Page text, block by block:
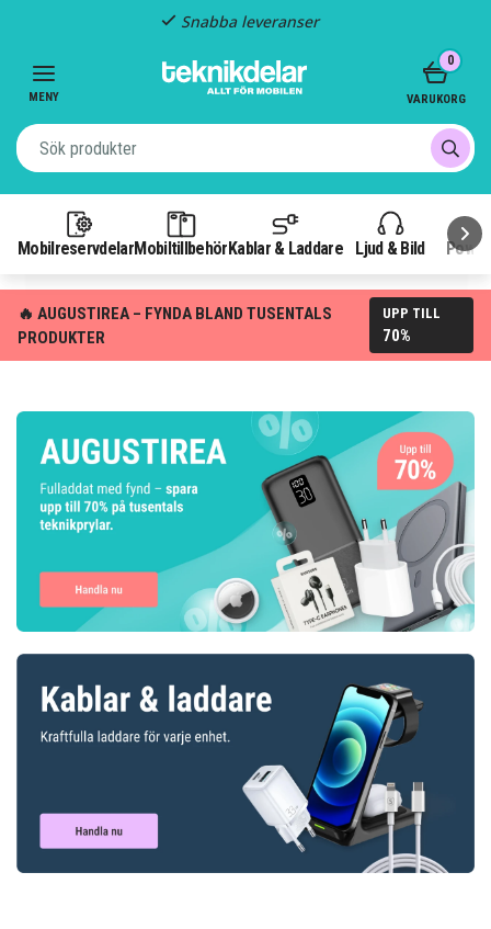
Fast frakt: 29 kr
MENY
MobilreservdelarMobiltillbehör Kablar & Laddare Ljud & Bild
0
VARUKORG
🔥 AUGUSTIREA – FYNDA BLAND TUSENTALS
PRODUKTER
UPP TILL
70%